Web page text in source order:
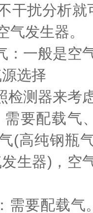
干扰分析
气发生器。
一般是空
选择
测器来考
配载气、
(高纯钢瓶
生器)，空
要配载气